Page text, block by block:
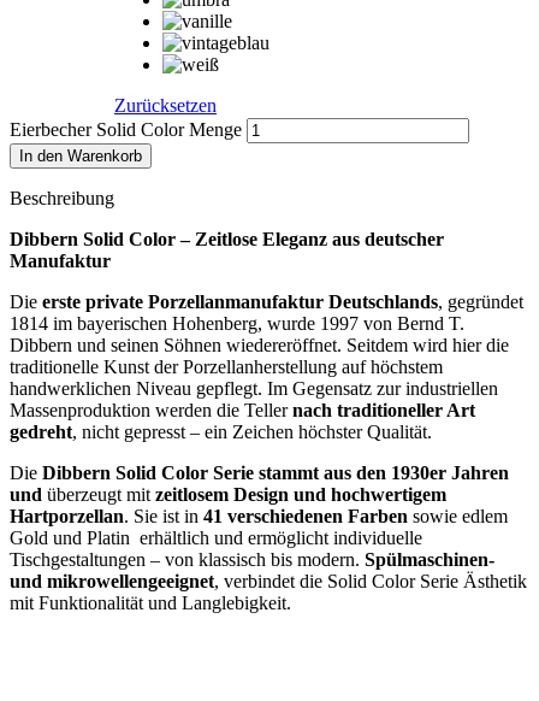
Zurücksetzen
Eierbecher Solid Color Menge
In den Warenkorb
Beschreibung
Dibbern Solid Color – Zeitlose Eleganz aus deutscher
Manufaktur
Die erste private Porzellanmanufaktur Deutschlands, gegründet
1814 im bayerischen Hohenberg, wurde 1997 von Bernd T.
Dibbern und seinen Söhnen wiedereröffnet. Seitdem wird hier die
traditionelle Kunst der Porzellanherstellung auf höchstem
handwerklichen Niveau gepflegt. Im Gegensatz zur industriellen
Massenproduktion werden die Tellernach traditioneller Art
gedreht, nicht gepresst – ein Zeichen höchster Qualität.
Die Dibbern Solid Color Serie stammt aus den 1930er Jahren
und überzeugt mit zeitlosem Design und hochwertigem
Hartporzellan. Sie ist in 41 verschiedenen Farben sowie edlem
Gold und Platin erhältlich und ermöglicht individuelle
Tischgestaltungen – von klassisch bis modern. Spülmaschinen-
und mikrowellengeeignet, verbindet die Solid Color Serie Ästhetik
mit Funktionalität und Langlebigkeit.